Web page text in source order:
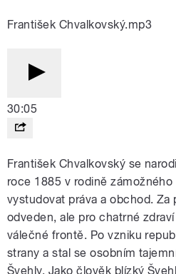
František Chvalkovský.mp3
30:05
František Chvalkovský se
roce 1885 v rodině
vystudovat práva a obchod. Za
odveden, ale pro chatrné
válečné frontě. Po vzniku
strany a stal se osobním
Švehly. Jako člověk blízký